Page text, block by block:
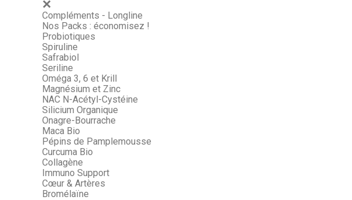
Compléments - Longline
Nos Packs : économisez !
Probiotiques
Spiruline
Safrabiol
Seriline
Oméga 3, 6 et Krill
Magnésium et Zinc
NAC N-Acétyl-Cystéine
Silicium Organique
Onagre-Bourrache
Maca Bio
Pépins de Pamplemousse
Curcuma Bio
Collagène
Immuno Support
Cœur & Artères
Bromélaïne